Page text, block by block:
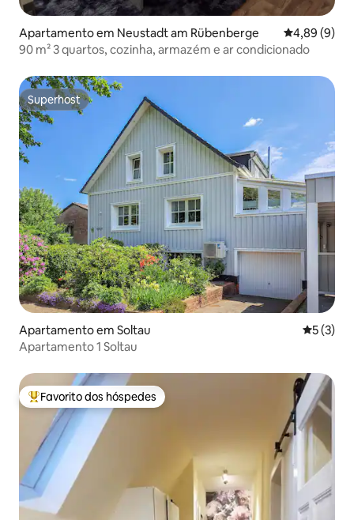
Apartamento em Neustadt am Rübenberge
4,89 (9)
90 m² 3 quartos, cozinha, armazém e ar condicionado
Superhost
Superhost
Apartamento em Soltau
5 (3)
Apartamento 1 Soltau
Favoritos dos hóspedes mais apreciados
Favorito dos hóspedes